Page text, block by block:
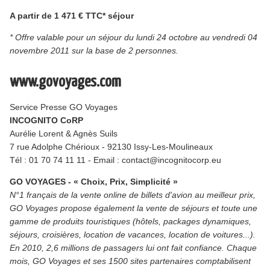
A partir de 1 471 € TTC* séjour
* Offre valable pour un séjour du lundi 24 octobre au vendredi 04
novembre 2011 sur la base de 2 personnes.
www.govoyages.com
Service Presse GO Voyages
INCOGNITO CoRP
Aurélie Lorent & Agnès Suils
7 rue Adolphe Chérioux - 92130 Issy-Les-Moulineaux
Tél : 01 70 74 11 11 - Email : contact@incognitocorp.eu
GO VOYAGES - « Choix, Prix, Simplicité »
N°1 français de la vente online de billets d'avion au meilleur prix,
GO Voyages propose également la vente de séjours et toute une
gamme de produits touristiques (hôtels, packages dynamiques,
séjours, croisières, location de vacances, location de voitures...).
En 2010, 2,6 millions de passagers lui ont fait confiance. Chaque
mois, GO Voyages et ses 1500 sites partenaires comptabilisent